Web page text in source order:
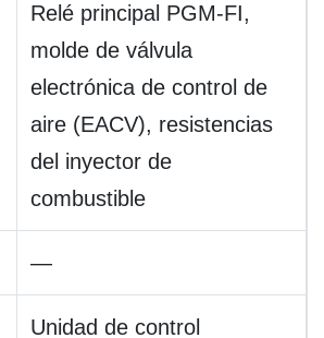
Relé principal PGM-FI,
molde de válvula
electrónica de control de
aire (EACV), resistencias
del inyector de
combustible
—
Unidad de control